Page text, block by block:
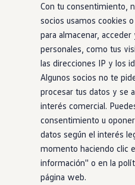
Con tu consentimiento,
socios usamos cookies
para almacenar,
personales, como tus
las direcciones IP y los
Algunos socios no te
procesar tus datos y se
interés comercial.
consentimiento u
datos según el interés
momento haciendo clic
información'' o en la
página web.
Buscador de
Atención al cliente
Accesorios
Guía de
Información Útil
Viajar en coche
WLTP
Aceite y
EA189
Etiquetado de
Reciclaje
Servicios de
Garantía
Información
Recambios
Recambios